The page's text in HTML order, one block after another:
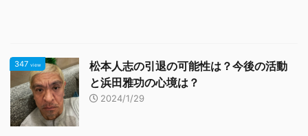
347 view
松本人志の引退の可能性は？今後の活動
と浜田雅功の心境は？
2024/1/29